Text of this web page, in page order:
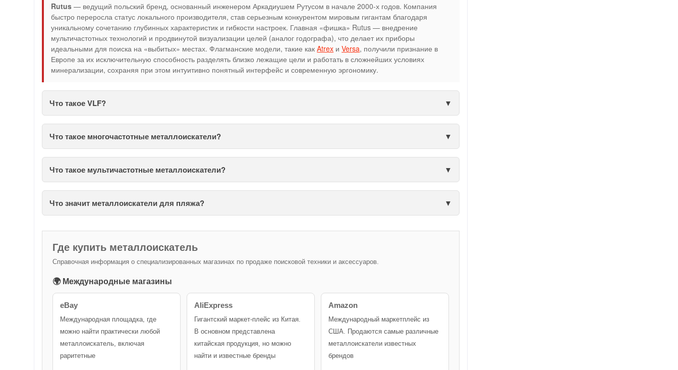
Rutus — ведущий польский бренд, основанный инженером Аркадиушем Рутусом в начале 2000-х годов. Компания
быстро переросла статус локального производителя, став серьезным конкурентом мировым гигантам благодаря
уникальному сочетанию глубинных характеристик и гибкости настроек. Главная «фишка» Rutus — внедрение
мультичастотных технологий и продвинутой визуализации целей (аналог годографа), что делает их приборы
идеальными для поиска на «выбитых» местах. Флагманские модели, такие какAtrex иVersa, получили признание в
Европе за их исключительную способность разделять близко лежащие цели и работать в сложнейших условиях
минерализации, сохраняя при этом интуитивно понятный интерфейс и современную эргономику.
Что такое VLF?
Что такое многочастотные металлоискатели?
Что такое мультичастотные металлоискатели?
Что значит металлоискатели для пляжа?
Где купить металлоискатель
Справочная информация о специализированных магазинах по продаже поисковой техники и аксессуаров.
🌍 Международные магазины
eBay
Международная площадка, где
можно найти практически любой
металлоискатель, включая
раритетные
AliExpress
Гигантский маркет-плейс из Китая.
В основном представлена
китайская продукция, но можно
найти и известные бренды
Amazon
Международный маркетплейс из
США. Продаются самые различные
металлоискатели известных
брендов